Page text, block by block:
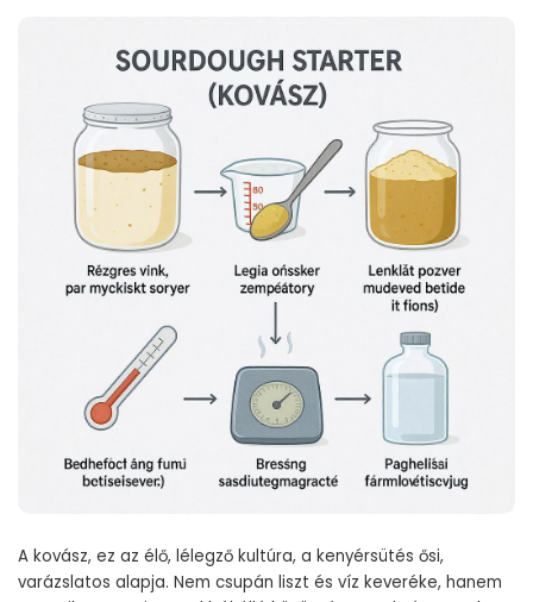
A kovász, ez az élő, lélegző kultúra, a kenyérsütés ősi,
varázslatos alapja. Nem csupán liszt és víz keveréke, hanem